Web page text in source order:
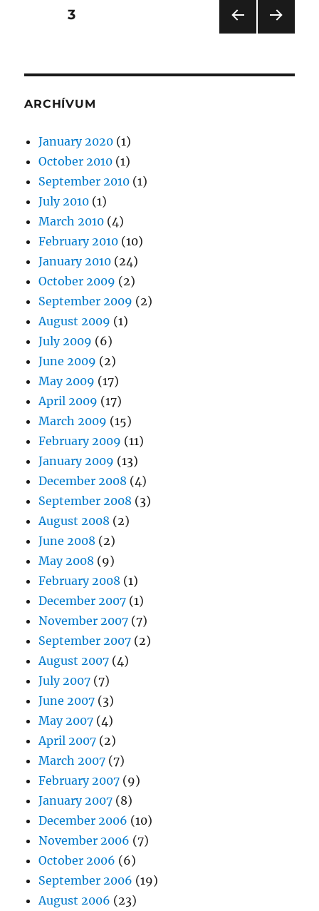
Posts
PAG
PAGE3
ARCHÍVUM
January 2020 (1)
October 2010 (1)
September 2010 (1)
July 2010 (1)
March 2010 (4)
February 2010 (10)
January 2010 (24)
October 2009 (2)
September 2009 (2)
August 2009 (1)
July 2009 (6)
June 2009 (2)
May 2009 (17)
April 2009 (17)
March 2009 (15)
February 2009 (11)
January 2009 (13)
December 2008 (4)
September 2008 (3)
August 2008 (2)
June 2008 (2)
May 2008 (9)
February 2008 (1)
December 2007 (1)
November 2007 (7)
September 2007 (2)
August 2007 (4)
July 2007 (7)
June 2007 (3)
May 2007 (4)
April 2007 (2)
March 2007 (7)
February 2007 (9)
January 2007 (8)
December 2006 (10)
November 2006 (7)
October 2006 (6)
September 2006 (19)
August 2006 (23)